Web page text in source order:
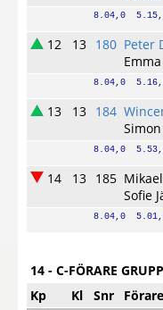
8.04,0
12 13 180 Peter
8.04,0
13 13 184
8.04,0
14 13 185
Sofie
8.04,0
14 - C-FÖRARE
Kp
Kl Snr